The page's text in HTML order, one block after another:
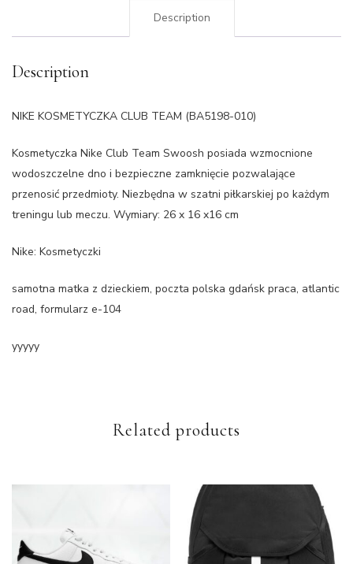
Description
Description
NIKE KOSMETYCZKA CLUB TEAM (BA5198-010)
Kosmetyczka Nike Club Team Swoosh posiada wzmocnione
wodoszczelne dno i bezpieczne zamknięcie pozwalające
przenosić przedmioty. Niezbędna w szatni piłkarskiej po każdym
treningu lub meczu. Wymiary: 26 x 16 x16 cm
Nike: Kosmetyczki
samotna matka z dzieckiem, poczta polska gdańsk praca, atlantic
road, formularz e-104
yyyyy
Related products